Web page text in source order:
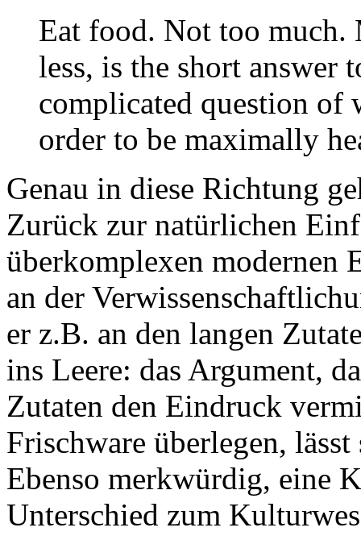
Eat food. Not too much.
less, is the short answer
complicated question of
order to be maximally
Genau in diese Richtung
Zurück zur natürlichen
überkomplexen modernen
an der
er z.B. an den langen
ins Leere: das Argument,
Zutaten den Eindruck
Frischware überlegen,
Ebenso merkwürdig, eine
Unterschied zum